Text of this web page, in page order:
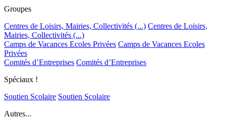
Groupes
Centres de Loisirs, Mairies, Collectivités (...) Centres de Loisirs,
Mairies, Collectivités (...)
Camps de Vacances Ecoles Privées Camps de Vacances Ecoles
Privées
Comités d’Entreprises Comités d’Entreprises
Spéciaux !
Soutien Scolaire Soutien Scolaire
Autres...